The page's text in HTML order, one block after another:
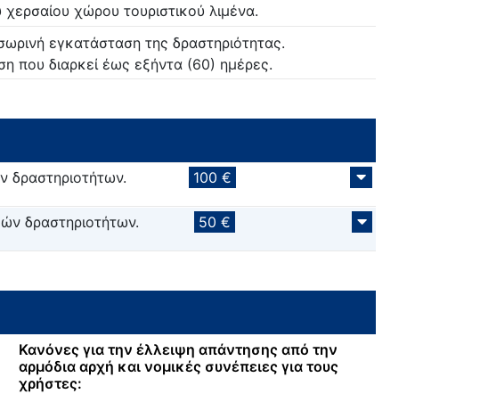
χώρου τουριστικού λιμένα.
εγκατάσταση της δραστηριότητας.
που διαρκεί έως εξήντα (60) ημέρες.
δραστηριοτήτων. 100 €
δραστηριοτήτων. 50 €
Κανόνες για την έλλειψη απάντησης από την
αρμόδια αρχή και νομικές συνέπειες για τους
χρήστες: